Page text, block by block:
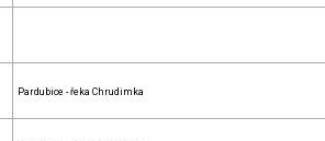
Pardubice - řeka Chrudimka